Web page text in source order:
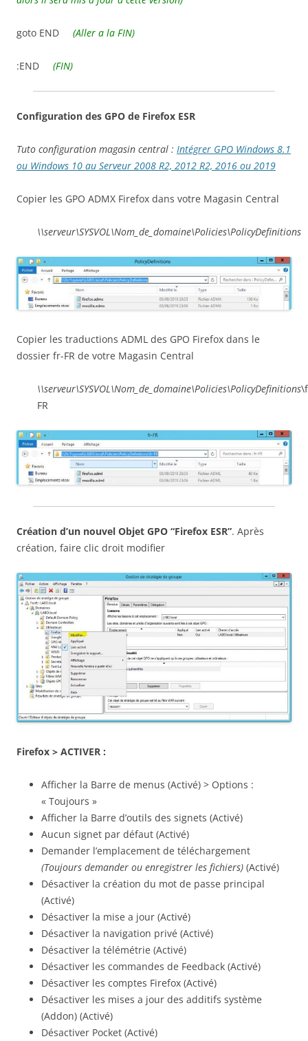
goto END (Aller a la FIN)
:END (FIN)
Configuration des GPO de Firefox ESR
Tuto configuration magasin central : Intégrer GPO Windows 8.1
ou Windows 10 au Serveur 2008 R2, 2012 R2, 2016 ou 2019
Copier les GPO ADMX Firefox dans votre Magasin Central
\\serveur\SYSVOL\Nom_de_domaine\Policies\PolicyDefinitions
Copier les traductions ADML des GPO Firefox dans le
dossier fr-FR de votre Magasin Central
\\serveur\SYSVOL\Nom_de_domaine\Policies\PolicyDefinitions
FR
Création d’un nouvel Objet GPO “Firefox ESR”. Après
création, faire clic droit modifier
Firefox > ACTIVER :
Afficher la Barre de menus (Activé) > Options :
« Toujours »
Afficher la Barre d’outils des signets (Activé)
Aucun signet par défaut (Activé)
Demander l’emplacement de téléchargement
(Toujours demander ou enregistrer les fichiers) (Activé)
Désactiver la création du mot de passe principal
(Activé)
Désactiver la mise a jour (Activé)
Désactiver la navigation privé (Activé)
Désactiver la télémétrie (Activé)
Désactiver les commandes de Feedback (Activé)
Désactiver les comptes Firefox (Activé)
Désactiver les mises a jour des additifs système
(Addon) (Activé)
Désactiver Pocket (Activé)